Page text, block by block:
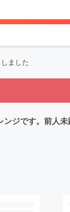
ました
ジです。前人